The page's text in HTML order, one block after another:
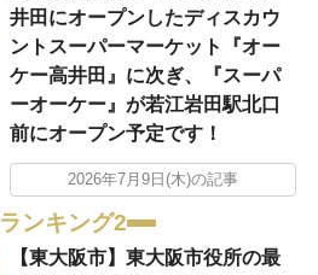
井田にオープンしたディスカウ
ントスーパーマーケット『オー
ケー高井田』に次ぎ、『スーパ
ーオーケー』が若江岩田駅北口
前にオープン予定です！
2026年7月9日(木)の記事
ランキング2
【東大阪市】東大阪市役所の最